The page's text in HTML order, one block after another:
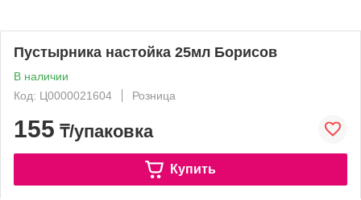
Пустырника настойка 25мл Борисов
В наличии
Код: Ц0000021604
Розница
155 ₸/упаковка
Купить